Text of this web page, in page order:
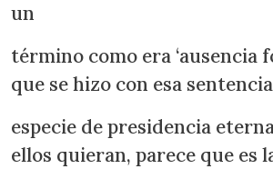
un
término como era ‘ausencia
que se hizo con esa
especie de presidencia
ellos quieran, parece que es